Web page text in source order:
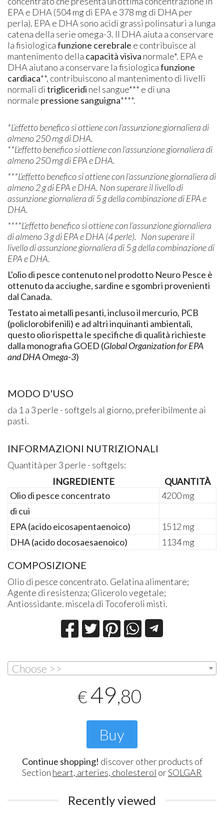
EPA e DHA (504 mg di EPA e 378 mg di DHA per
perla). EPA e DHA sono acidi grassi polinsaturi a lunga
catena della serie omega-3. Il DHA aiuta a conservare
la fisiologicafunzione cerebrale e contribuisce al
mantenimento della capacità visiva normale*. EPA e
DHA aiutano a conservare la fisiologicafunzione
cardiaca**, contribuiscono al mantenimento di livelli
normali ditrigliceridi nel sangue*** e di una
normale pressione sanguigna****.
*L’effetto benefico si ottiene con l’assunzione giornaliera di
almeno 250 mg di DHA.
**L’effetto benefico si ottiene con l’assunzione giornaliera di
almeno 250 mg di EPA e DHA.
***L’effetto benefico si ottiene con l’assunzione giornaliera di
almeno 2 g di EPA e DHA. Non superare il livello di
assunzione giornaliera di 5 g della combinazione di EPA e
DHA.
****L’effetto benefico si ottiene con l’assunzione giornaliera
di almeno 3 g di EPA e DHA (4 perle). Non superare il
livello di assunzione giornaliera di 5 g della combinazione di
EPA e DHA.
L'olio di pesce contenuto nel prodotto Neuro Pesce è
ottenuto da acciughe, sardine e sgombri provenienti
dal Canada.
Testato ai metalli pesanti, incluso il mercurio, PCB
(policlorobifenili) e ad altri inquinanti ambientali,
questo olio rispetta le specifiche di qualità richieste
dalla monografia GOED (Global Organization for EPA
and DHA Omega-3)
MODO D'USO
da 1 a 3 perle - softgels al giorno, preferibilmente ai
pasti.
INFORMAZIONI NUTRIZIONALI
Quantità per 3 perle - softgels:
INGREDIENTE
QUANTITÀ
Olio di pesce concentrato
4200 mg
di cui
EPA (acido eicosapentaenoico)
1512 mg
DHA (acido docosaesaenoico)
1134 mg
COMPOSIZIONE
Olio di pesce concentrato. Gelatina alimentare;
Agente di resistenza; Glicerolo vegetale;
Antiossidante. miscela di Tocoferoli misti.
Choose >>
€49,80
Buy
Continue shopping! discover other products of
Section heart, arteries, cholesterol orSOLGAR
Recently viewed